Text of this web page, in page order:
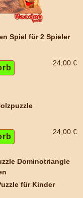
Spiel für 2 Spieler
24,00 €
24,00 €
für Kinder